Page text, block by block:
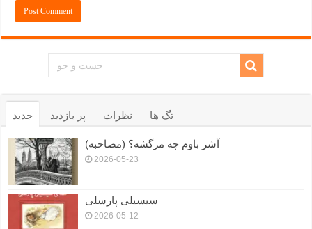
جدید پر بازدید نظرات تگ ها
آشر باوم چه مرگشه؟ (مصاحبه)
2026-05-23
سیسیلی پارسلی
2026-05-12